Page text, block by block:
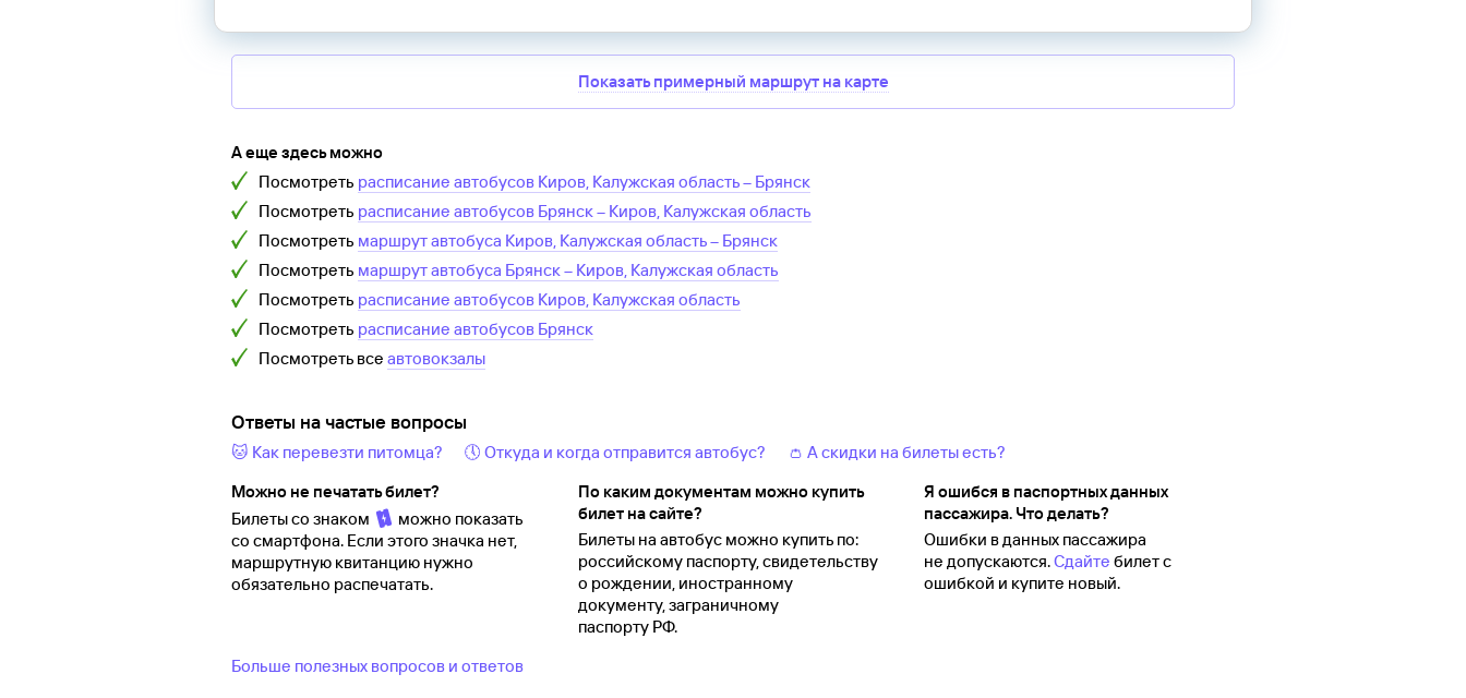
Показать примерный маршрут на карте
А еще здесь можно
Посмотреть расписание автобусов Киров, Калужская область– Брянск
Посмотреть расписание автобусов Брянск– Киров, Калужская область
Посмотреть маршрут автобуса Киров, Калужская область– Брянск
Посмотреть маршрут автобуса Брянск– Киров, Калужская область
Посмотреть расписание автобусов Киров, Калужская область
Посмотреть расписание автобусов Брянск
Посмотреть все автовокзалы
Ответы на частые вопросы
🐱 Как перевезти питомца? 🕔 Откуда и когда отправится автобус?
👛 А скидки на билеты есть?
Можно не печатать билет?
Билеты со знаком
можно показать
со смартфона. Если этого значка нет,
маршрутную квитанцию нужно
обязательно распечатать.
По каким документам можно купить
билет на сайте?
Билеты на автобус можно купить по:
российскому паспорту, свидетельству
о рождении, иностранному
документу, заграничному
паспорту РФ.
Я ошибся в паспортных данных
пассажира. Что делать?
Ошибки в данных пассажира
не допускаются.Сдайте билет с
ошибкой и купите новый.
Больше полезных вопросов и ответов